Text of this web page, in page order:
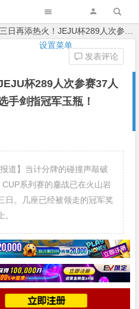
设置菜单
JEJU杯289人次参赛37人晋级！决赛日争斗国人选手剑指冠军玉瓶！【SUPER CUP济州】
杯289人次参赛37人
手剑指冠军玉瓶！
发表评论
道】当计分牌的碰撞声敲破
系列赛的鏖战已在火山岩
日。几座已经被领走的冠军奖